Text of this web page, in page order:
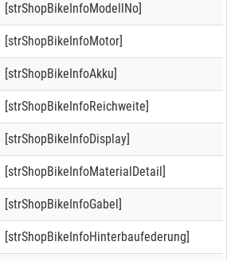
[strShopBikeInfoModellNo]
[strShopBikeInfoMotor]
[strShopBikeInfoAkku]
[strShopBikeInfoReichweite]
[strShopBikeInfoDisplay]
[strShopBikeInfoMaterialDetail]
[strShopBikeInfoGabel]
[strShopBikeInfoHinterbaufederung]